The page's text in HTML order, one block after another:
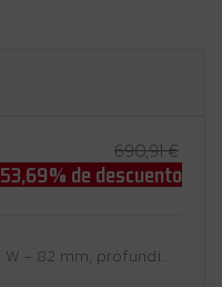
690,91 €
53,69% de descuento